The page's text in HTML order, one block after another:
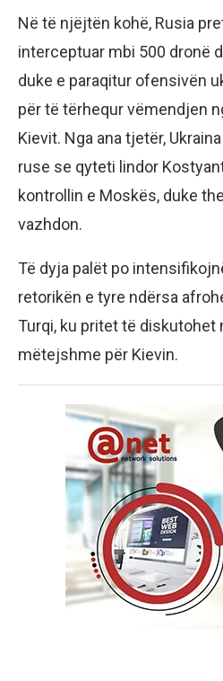
Në të njëjtën kohë, Rusia
interceptuar mbi 500 dronë
duke e paraqitur ofensivën
për të tërhequr vëmendjen
Kievit. Nga ana tjetër,
ruse se qyteti lindor
kontrollin e Moskës, duke
vazhdon.
Të dyja palët po
retorikën e tyre ndërsa
Turqi, ku pritet të diskutohet
mëtejshme për Kievin.